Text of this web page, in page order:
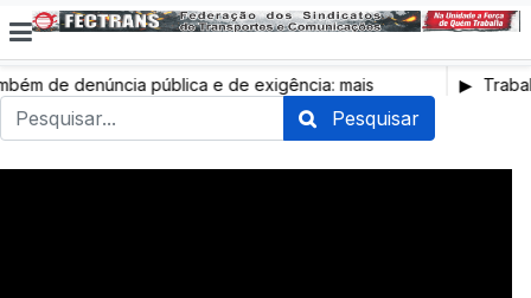
de denúncia pública e de exigência: mais
mais condições de trabalho e mais SNSPesquisar